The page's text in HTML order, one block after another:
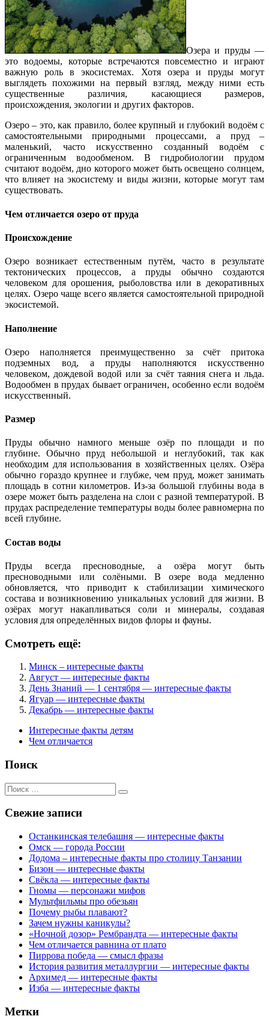
Озера и пруды —
это водоемы, которые встречаются повсеместно и играют
важную роль в экосистемах. Хотя озера и пруды могут
выглядеть похожими на первый взгляд, между ними есть
существенные различия, касающиеся размеров,
происхождения, экологии и других факторов.
Озеро – это, как правило, более крупный и глубокий водоём с
самостоятельными природными процессами, а пруд –
маленький, часто искусственно созданный водоём с
ограниченным водообменом. В гидробиологии прудом
считают водоём, дно которого может быть освещено солнцем,
что влияет на экосистему и виды жизни, которые могут там
существовать.
Чем отличается озеро от пруда
Происхождение
Озеро возникает естественным путём, часто в результате
тектонических процессов, а пруды обычно создаются
человеком для орошения, рыболовства или в декоративных
целях. Озеро чаще всего является самостоятельной природной
экосистемой.
Наполнение
Озеро наполняется преимущественно за счёт притока
подземных вод, а пруды наполняются искусственно
человеком, дождевой водой или за счёт таяния снега и льда.
Водообмен в прудах бывает ограничен, особенно если водоём
искусственный.
Размер
Пруды обычно намного меньше озёр по площади и по
глубине. Обычно пруд небольшой и неглубокий, так как
необходим для использования в хозяйственных целях. Озёра
обычно гораздо крупнее и глубже, чем пруд, может занимать
площадь в сотни километров. Из-за большой глубины вода в
озере может быть разделена на слои с разной температурой. В
прудах распределение температуры воды более равномерна по
всей глубине.
Состав воды
Пруды всегда пресноводные, а озёра могут быть
пресноводными или солёными. В озере вода медленно
обновляется, что приводит к стабилизации химического
состава и возникновению уникальных условий для жизни. В
озёрах могут накапливаться соли и минералы, создавая
условия для определённых видов флоры и фауны.
Смотреть ещё:
Минск – интересные факты
Август — интересные факты
День Знаний — 1 сентября — интересные факты
Ягуар — интересные факты
Декабрь — интересные факты
Интересные факты детям
Чем отличается
Поиск
Поиск
для:
Свежие записи
Останкинская телебашня — интересные факты
Омск — города России
Додома – интересные факты про столицу Танзании
Бизон — интересные факты
Свёкла — интересные факты
Гномы — персонажи мифов
Мультфильмы про обезьян
Почему рыбы плавают?
Зачем нужны каникулы?
«Ночной дозор» Рембрандта — интересные факты
Чем отличается равнина от плато
Пиррова победа — смысл фразы
История развития металлургии — интересные факты
Архимед — интересные факты
Изба — интересные факты
Метки